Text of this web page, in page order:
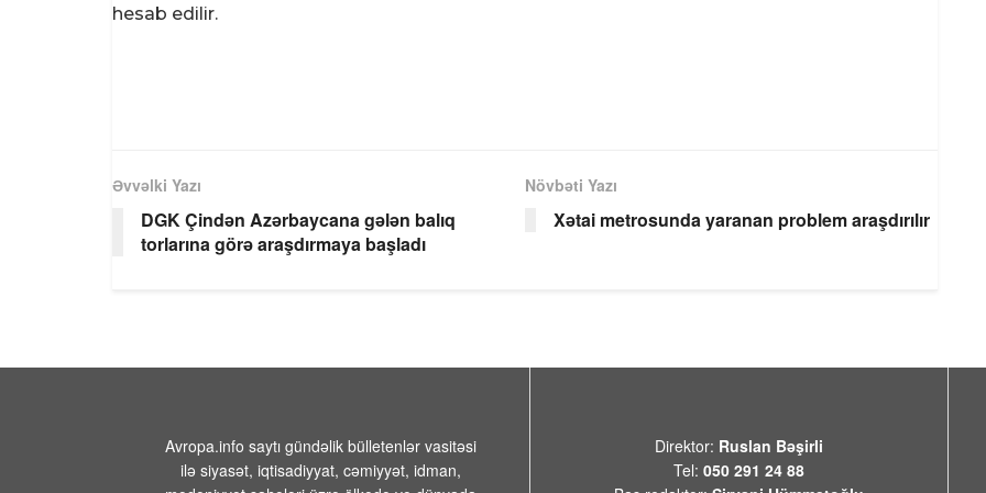
hesab edilir.
Əvvəlki Yazı
DGK Çindən Azərbaycana gələn balıq
torlarına görə araşdırmaya başladı
Növbəti Yazı
Xətai metrosunda yaranan problem araşdırılır
Avropa.info saytı gündəlik bülletenlər vasitəsi
ilə siyasət, iqtisadiyyat, cəmiyyət, idman,
Direktor: Ruslan Bəşirli
Tel: 050 291 24 88